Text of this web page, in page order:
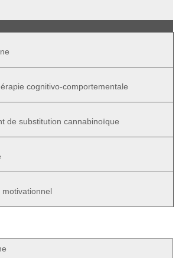
cognitivo-comportementale
de substitution cannabinoïque